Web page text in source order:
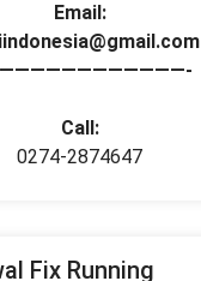
Email:
Call:
0274-2874647
Fix Running